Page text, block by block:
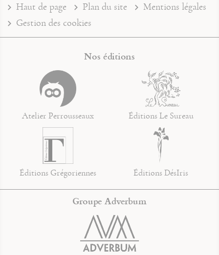
Haut de page Plan du site
Mentions légales
Gestion des cookies
Nos éditions
Atelier Perrousseaux Éditions Le Sureau
Éditions Grégoriennes Éditions DésIris
Groupe Adverbum